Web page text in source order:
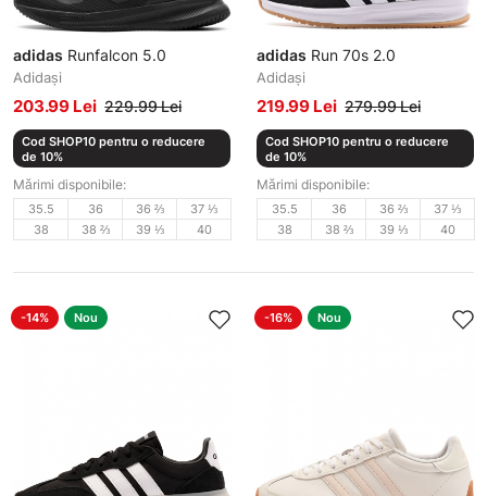
adidas Runfalcon 5.0
Adidași
203.99 Lei 229.99 Lei
Cod SHOP10 pentru o reducere
de 10%
Mărimi disponibile:
35.5 36 36 ⅔
37 ⅓
38
38 ⅔ 39 ⅓ 40
adidas Run 70s 2.0
Adidași
219.99 Lei 279.99 Lei
Cod SHOP10 pentru o reducere
de 10%
Mărimi disponibile:
35.5 36 36 ⅔
37 ⅓
38
38 ⅔ 39 ⅓ 40
-14% Nou -16% Nou